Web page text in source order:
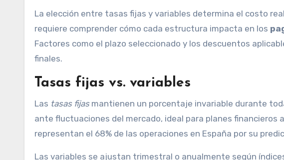
La elección entre tasas fijas y variables determina el costo
requiere comprender cómo cada estructura impacta en los
Factores como el plazo seleccionado y los descuentos
finales.
Tasas fijas vs. variables
Las tasas fijasmantienen un porcentaje invariable durante
ante fluctuaciones del mercado, ideal para planes financieros
representan el 68% de las operaciones en España por su
Las variables se ajustan trimestral o anualmente según